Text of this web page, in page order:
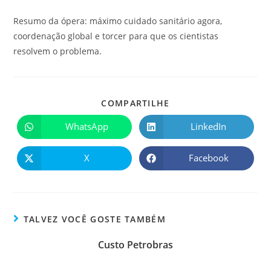
Resumo da ópera: máximo cuidado sanitário agora,
coordenação global e torcer para que os cientistas
resolvem o problema.
COMPARTILHE
WhatsApp LinkedIn
X Facebook
TALVEZ VOCÊ GOSTE TAMBÉM
Custo Petrobras